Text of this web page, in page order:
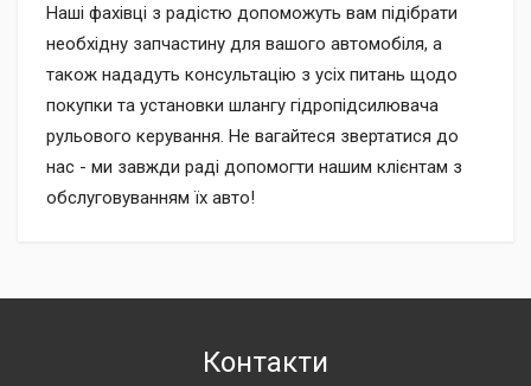
Наші фахівці з радістю допоможуть вам підібрати
необхідну запчастину для вашого автомобіля, а
також нададуть консультацію з усіх питань щодо
покупки та установки шлангу гідропідсилювача
рульового керування. Не вагайтеся звертатися до
нас - ми завжди раді допомогти нашим клієнтам з
обслуговуванням їх авто!
Контакти